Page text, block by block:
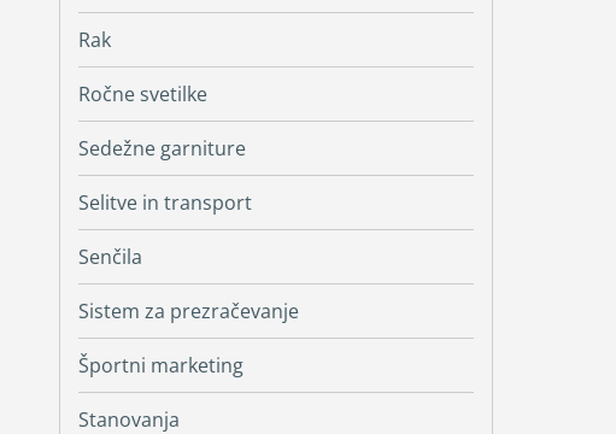
Rak
Ročne svetilke
Sedežne garniture
Selitve in transport
Senčila
Sistem za prezračevanje
Športni marketing
Stanovanja